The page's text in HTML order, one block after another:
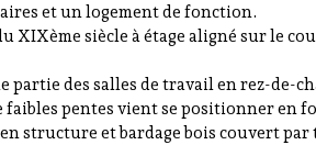
et un logement de fonction.
siècle à étage aligné sur le
des salles de travail en rez-de-
pentes vient se positionner en
structure et bardage bois couvert par